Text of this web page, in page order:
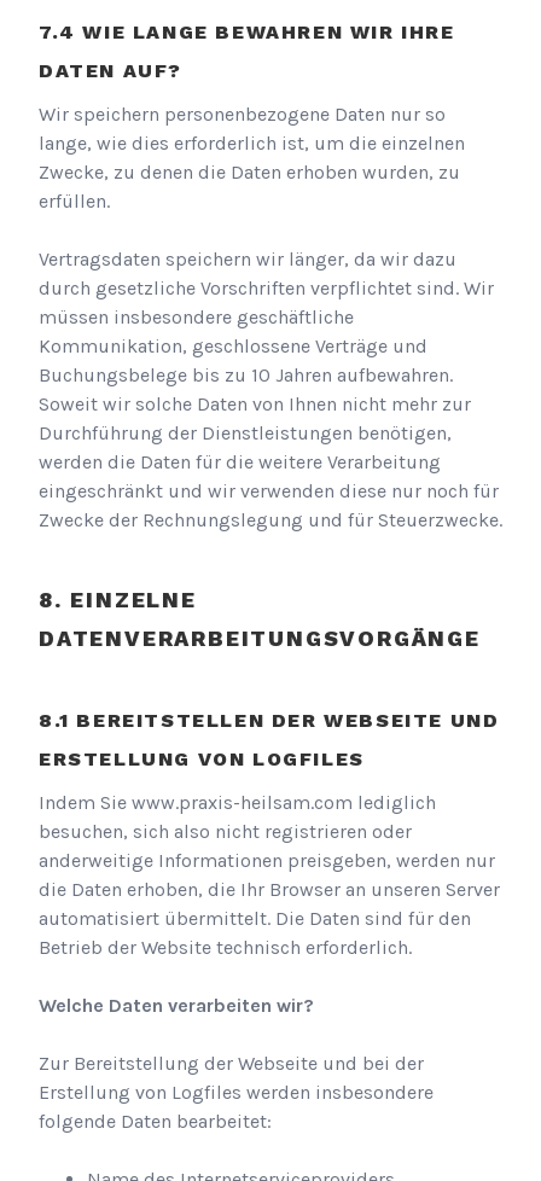
WIE LANGE BEWAHREN WIR IHRE
DATEN AUF?
Wir speichern personenbezogene Daten nur so
lange, wie dies erforderlich ist, um die einzelnen
Zwecke, zu denen die Daten erhoben wurden, zu
erfüllen.
Vertragsdaten speichern wir länger, da wir dazu
durch gesetzliche Vorschriften verpflichtet sind. Wir
müssen insbesondere geschäftliche
Kommunikation, geschlossene Verträge und
Buchungsbelege bis zu 10 Jahren aufbewahren.
Soweit wir solche Daten von Ihnen nicht mehr zur
Durchführung der Dienstleistungen benötigen,
werden die Daten für die weitere Verarbeitung
eingeschränkt und wir verwenden diese nur noch für
Zwecke der Rechnungslegung und für Steuerzwecke.
EINZELNE
DATENVERARBEITUNGSVORGÄNGE
BEREITSTELLEN DER WEBSEITE UND
ERSTELLUNG VON LOGFILES
Indem Sie www.praxis-heilsam.com lediglich
besuchen, sich also nicht registrieren oder
anderweitige Informationen preisgeben, werden nur
die Daten erhoben, die Ihr Browser an unseren Server
automatisiert übermittelt. Die Daten sind für den
Betrieb der Website technisch erforderlich.
Welche Daten verarbeiten wir?
Zur Bereitstellung der Webseite und bei der
Erstellung von Logfiles werden insbesondere
folgende Daten bearbeitet: